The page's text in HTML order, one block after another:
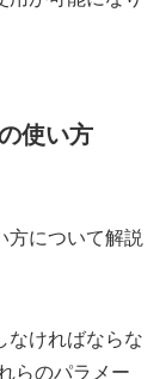
使い方
方について解説
なければならな
らのパラメー